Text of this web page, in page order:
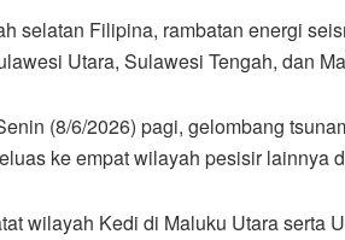
selatan Filipina, rambatan energi
Utara, Sulawesi Tengah, dan
(8/6/2026) pagi, gelombang
ke empat wilayah pesisir lainnya
wilayah Kedi di Maluku Utara serta